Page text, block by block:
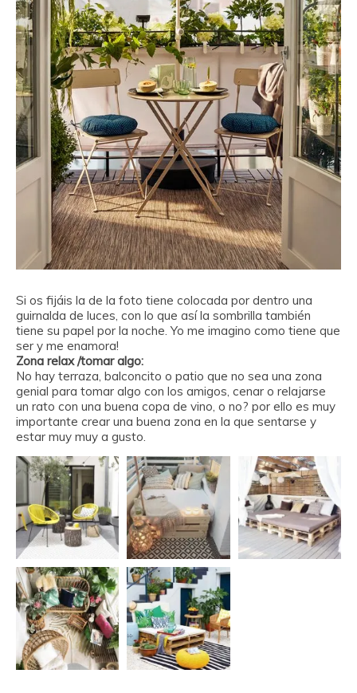
Si os fijáis la de la foto tiene colocada por dentro una
guirnalda de luces, con lo que así la sombrilla también
tiene su papel por la noche. Yo me imagino como tiene que
ser y me enamora!
Zona relax /tomar algo:
No hay terraza, balconcito o patio que no sea una zona
genial para tomar algo con los amigos, cenar o relajarse
un rato con una buena copa de vino, o no? por ello es muy
importante crear una buena zona en la que sentarse y
estar muy muy a gusto.